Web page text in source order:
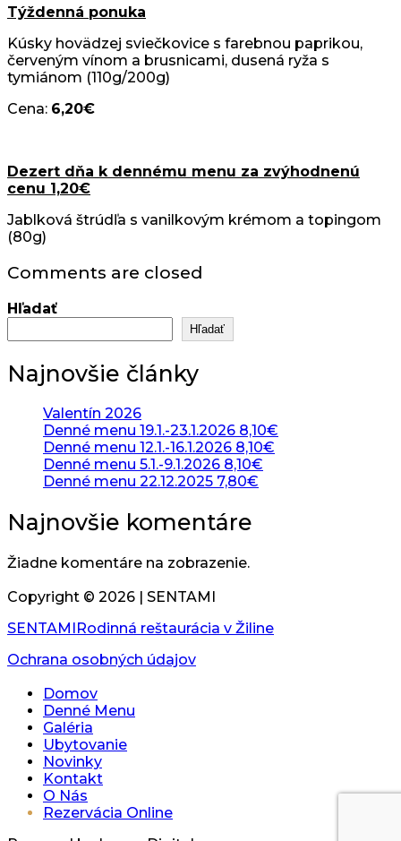
Týždenná ponuka
Kúsky hovädzej sviečkovice s farebnou paprikou,
červeným vínom a brusnicami, dusená ryža s
tymiánom (110g/200g)
Cena: 6,20€
Dezert dňa k dennému menu za zvýhodnenú
cenu 1,20€
Jablková štrúdľa s vanilkovým krémom a topingom
(80g)
Comments are closed
Hľadať
Hľadať
Najnovšie články
Valentín 2026
Denné menu 19.1.-23.1.2026 8,10€
Denné menu 12.1.-16.1.2026 8,10€
Denné menu 5.1.-9.1.2026 8,10€
Denné menu 22.12.2025 7,80€
Najnovšie komentáre
Žiadne komentáre na zobrazenie.
Copyright © 2026 | SENTAMI
SENTAMIRodinná reštaurácia v Žiline
Ochrana osobných údajov
Domov
Denné Menu
Galéria
Ubytovanie
Novinky
Kontakt
O Nás
Rezervácia Online